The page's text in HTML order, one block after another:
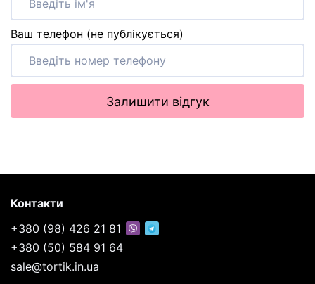
Ваш телефон (не публікується)
Залишити відгук
Контакти
+380 (98) 426 21 81
+380 (50) 584 91 64
sale@tortik.in.ua